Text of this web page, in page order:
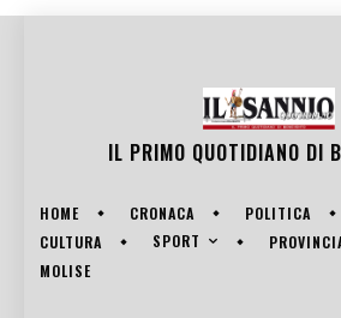
IL PRIMO QUOTIDIANO DI
HOME CRONACA POLITICA
CULTURA
SPORT
MOLISE